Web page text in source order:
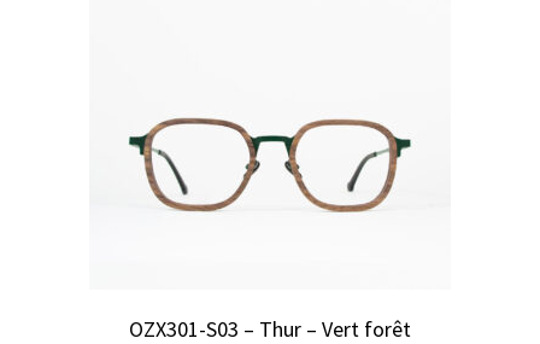
OZX301-S03 – Thur – Vert forêt